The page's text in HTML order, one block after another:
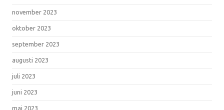
november 2023
oktober 2023
september 2023
augusti 2023
juli 2023
juni 2023
maj 2023